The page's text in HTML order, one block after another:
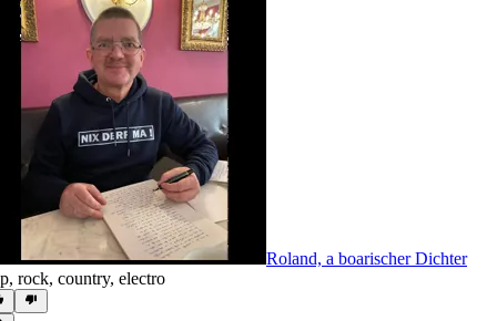
Roland, a boarischer Dichter
, rock, country, electro